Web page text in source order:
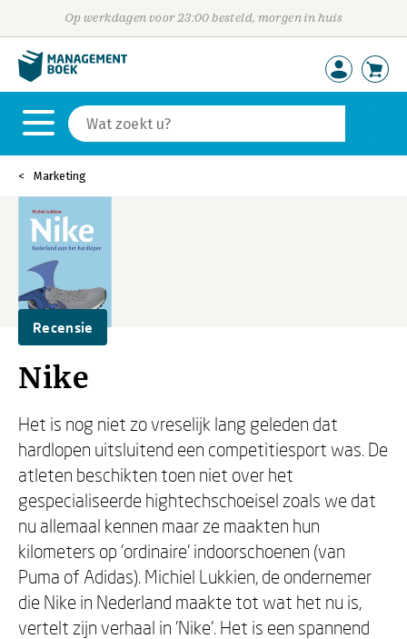
Op werkdagen voor 23:00 besteld, morgen in huis
Marketing
Recensie
Nike
Het is nog niet zo vreselijk lang geleden dat
hardlopen uitsluitend een competitiesport was. De
atleten beschikten toen niet over het
gespecialiseerde hightechschoeisel zoals we dat
nu allemaal kennen maar ze maakten hun
kilometers op 'ordinaire' indoorschoenen (van
Puma of Adidas). Michiel Lukkien, de ondernemer
die Nike in Nederland maakte tot wat het nu is,
vertelt zijn verhaal in 'Nike'. Het is een spannend